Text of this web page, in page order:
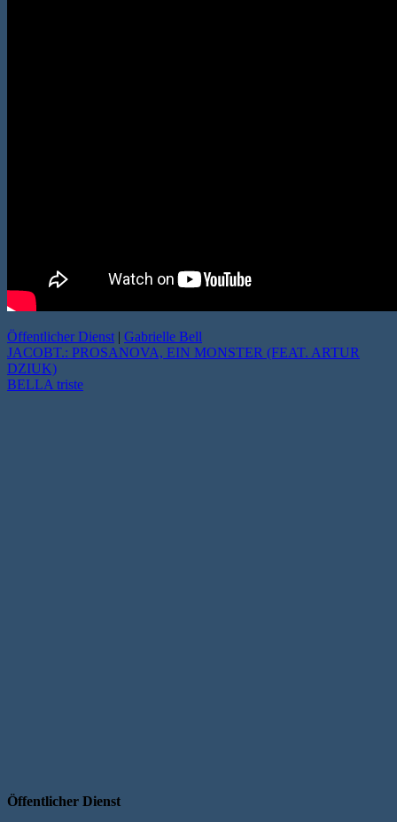
Öffentlicher Dienst | Gabrielle Bell
JACOBT.: PROSANOVA, EIN MONSTER (FEAT. ARTUR
DZIUK)
BELLA triste
Öffentlicher Dienst